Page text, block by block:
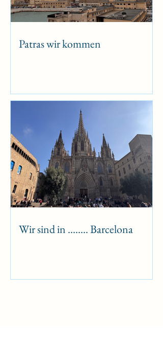
Patras wir kommen
Wir sind in …….. Barcelona